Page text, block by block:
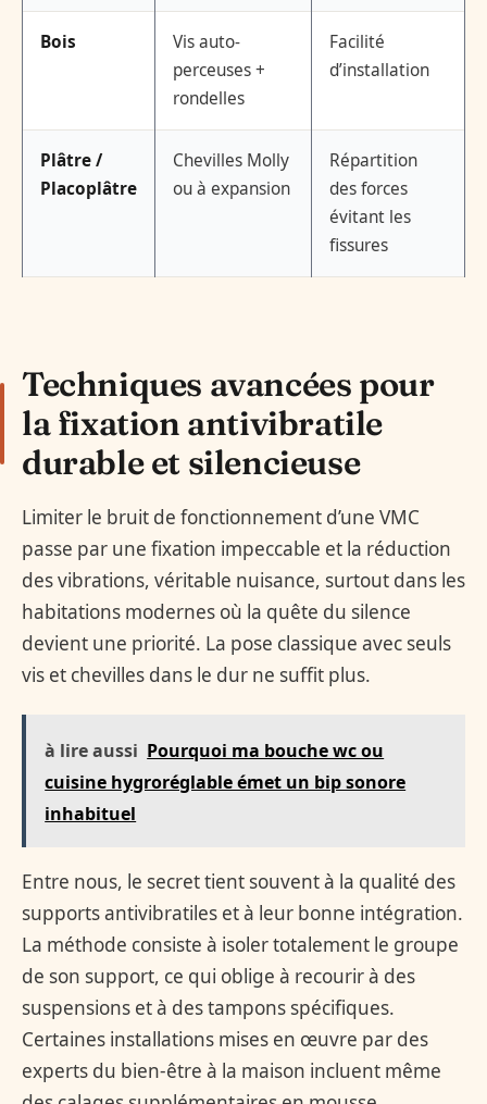
Bois
Vis auto-
perceuses +
rondelles
Facilité
d’installation
Plâtre /
Placoplâtre
Chevilles Molly
ou à expansion
Répartition
des forces
évitant les
fissures
Techniques avancées pour
la fixation antivibratile
durable et silencieuse
Limiter le bruit de fonctionnement d’une VMC
passe par une fixation impeccable et la réduction
des vibrations, véritable nuisance, surtout dans les
habitations modernes où la quête du silence
devient une priorité. La pose classique avec seuls
vis et chevilles dans le dur ne suffit plus.
à lire aussi Pourquoi ma bouche wc ou
cuisine hygroréglable émet un bip sonore
inhabituel
Entre nous, le secret tient souvent à la qualité des
supports antivibratiles et à leur bonne intégration.
La méthode consiste à isoler totalement le groupe
de son support, ce qui oblige à recourir à des
suspensions et à des tampons spécifiques.
Certaines installations mises en œuvre par des
experts du bien-être à la maison incluent même